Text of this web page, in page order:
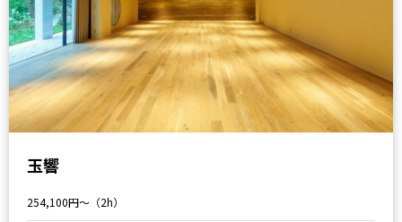
玉響
254,100円〜（2h）